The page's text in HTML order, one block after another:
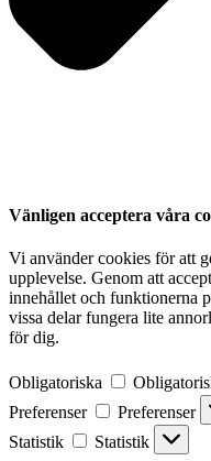
Vänligen acceptera våra
Vi använder cookies för att
upplevelse. Genom att
innehållet och funktionerna
vissa delar fungera lite
för dig.
Obligatoriska
Preferenser
Preferenser
Statistik
Statistik